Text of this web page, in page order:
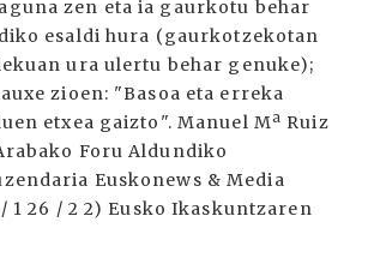
zen eta ia gaurkotu behar
esaldi hura (gaurkotzekotan
ura ulertu behar genuke);
zioen: "Basoa eta erreka
etxea gaizto". Manuel Mª Ruiz
Foru Aldundiko
Euskonews & Media
1 26 / 2 2) Eusko Ikaskuntzaren